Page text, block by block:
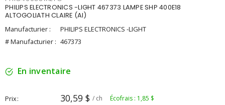
PHILIPS ELECTRONICS -LIGHT 467373 LAMPE SHP 400E18
ALTOGOLIATH CLAIRE (AI)
Manufacturier :
PHILIPS ELECTRONICS -LIGHT
# Manufacturier : 467373
En inventaire
Prix 30,59 $ / ch Écofrais : 1,85 $